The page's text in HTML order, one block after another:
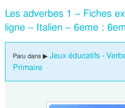
Les adverbes 1 – Fiches
ligne – Italien – 6eme :
Paru dans ▶ Jeux éducatifs -
Primaire